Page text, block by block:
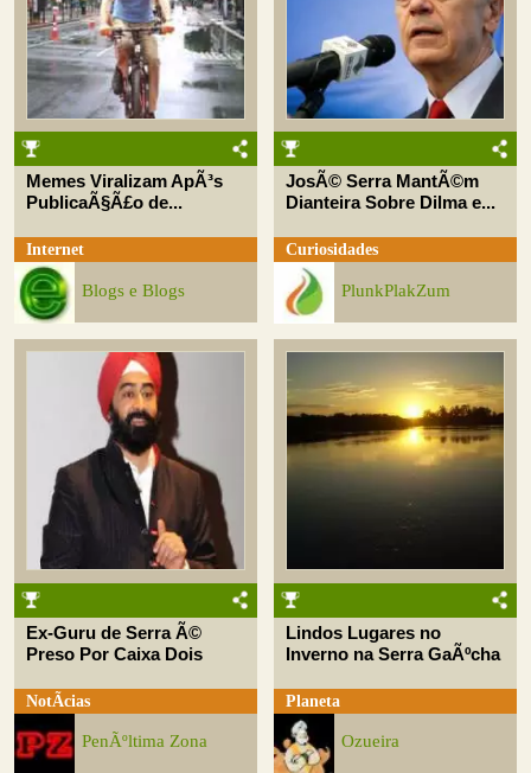
Memes Viralizam ApÃ³s
PublicaÃ§Ã£o de...
Internet
Blogs e Blogs
JosÃ© Serra MantÃ©m
Dianteira Sobre Dilma e...
Curiosidades
PlunkPlakZum
Ex-Guru de Serra Ã©
Preso Por Caixa Dois
NotÃ­cias
PenÃºltima Zona
Lindos Lugares no
Inverno na Serra GaÃºcha
Planeta
Ozueira